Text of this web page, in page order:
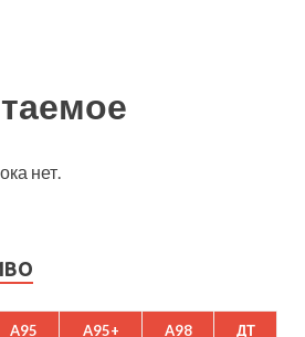
нет.
A95 A95+ A98 ДТ